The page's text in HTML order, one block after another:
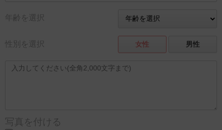
年齢を選択
性別を選択 女性 男性
写真を付ける